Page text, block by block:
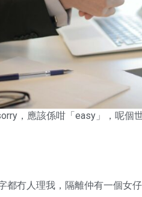
，應該係咁「easy」，呢個
都冇人理我，隔離仲有一個女